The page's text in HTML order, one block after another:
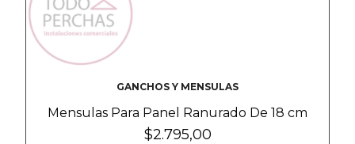
GANCHOS Y MENSULAS
Mensulas Para Panel Ranurado De 18 cm
$2.795,00